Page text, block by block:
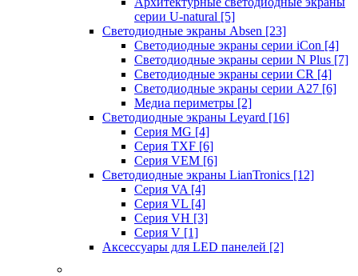
серии U-natural [5]
Светодиодные экраны Absen [23]
Светодиодные экраны серии iCon [4]
Светодиодные экраны серии N Plus [7]
Светодиодные экраны серии CR [4]
Светодиодные экраны серии А27 [6]
Медиа периметры [2]
Светодиодные экраны Leyard [16]
Серия MG [4]
Серия TXF [6]
Серия VEM [6]
Светодиодные экраны LianTronics [12]
Серия VA [4]
Серия VL [4]
Серия VH [3]
Серия V [1]
Аксессуары для LED панелей [2]